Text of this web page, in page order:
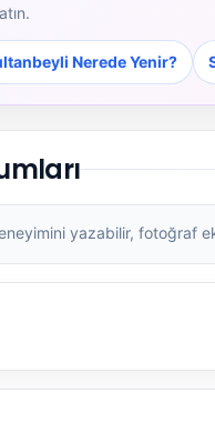
Nerede Yenir?
yazabilir, fotoğraf